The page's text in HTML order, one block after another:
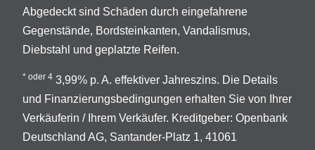
Abgedeckt sind Schäden durch eingefahrene
Gegenstände, Bordsteinkanten, Vandalismus,
Diebstahl und geplatzte Reifen.
* oder 4 3,99% p. A. effektiver Jahreszins. Die Details
und Finanzierungsbedingungen erhalten Sie von Ihrer
Verkäuferin / Ihrem Verkäufer. Kreditgeber: Openbank
Deutschland AG, Santander-Platz 1, 41061